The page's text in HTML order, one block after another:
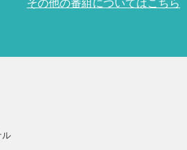
その他の番組についてはこちら
ル